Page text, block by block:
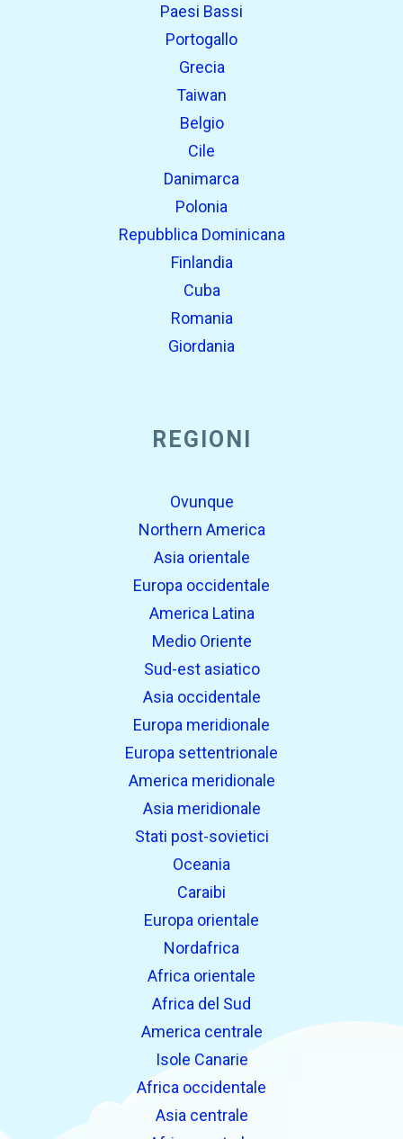
Paesi Bassi
Portogallo
Grecia
Taiwan
Belgio
Cile
Danimarca
Polonia
Repubblica Dominicana
Finlandia
Cuba
Romania
Giordania
REGIONI
Ovunque
Northern America
Asia orientale
Europa occidentale
America Latina
Medio Oriente
Sud-est asiatico
Asia occidentale
Europa meridionale
Europa settentrionale
America meridionale
Asia meridionale
Stati post-sovietici
Oceania
Caraibi
Europa orientale
Nordafrica
Africa orientale
Africa del Sud
America centrale
Isole Canarie
Africa occidentale
Asia centrale